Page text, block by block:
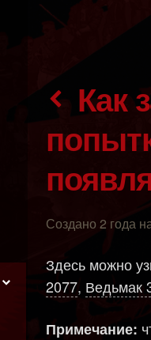
Как забрать цифровые награды? / При
Создано 2 года
Здесь можно
2077, Ведьмак
Примечание: